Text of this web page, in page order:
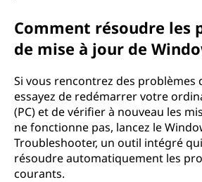
Comment résoudre les
de mise à jour de
Si vous rencontrez des problèmes
essayez de redémarrer votre
(PC) et de vérifier à nouveau les
ne fonctionne pas, lancez le
Troubleshooter, un outil intégré
résoudre automatiquement les
courants.